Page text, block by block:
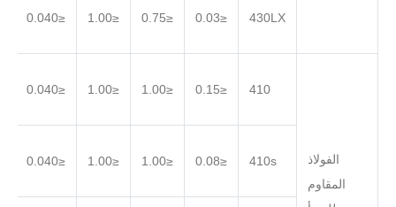
430LX
≤0.03
≤0.75
≤1.00
≤0.040
الفولاذ
المقاوم
410
≤0.15
≤1.00
≤1.00
≤0.040
410s
≤0.08
≤1.00
≤1.00
≤0.040